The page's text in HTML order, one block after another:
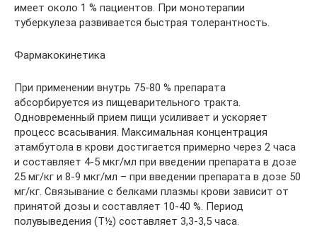
имеет около 1 % пациентов. При монотерапии
туберкулеза развивается быстрая толерантность.
Фармакокинетика
При применении внутрь 75-80 % препарата
абсорбируется из пищеварительного тракта.
Одновременный прием пищи усиливает и ускоряет
процесс всасывания. Максимальная концентрация
этамбутола в крови достигается примерно через 2 часа
и составляет 4-5 мкг/мл при введении препарата в дозе
25 мг/кг и 8-9 мкг/мл – при введении препарата в дозе 50
мг/кг. Связывание с белками плазмы крови зависит от
принятой дозы и составляет 10-40 %. Период
полувыведения (Т½) составляет 3,3-3,5 часа.